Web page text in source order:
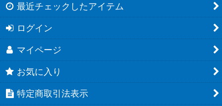
最近チェックしたアイテム
ログイン
マイページ
お気に入り
特定商取引法表示